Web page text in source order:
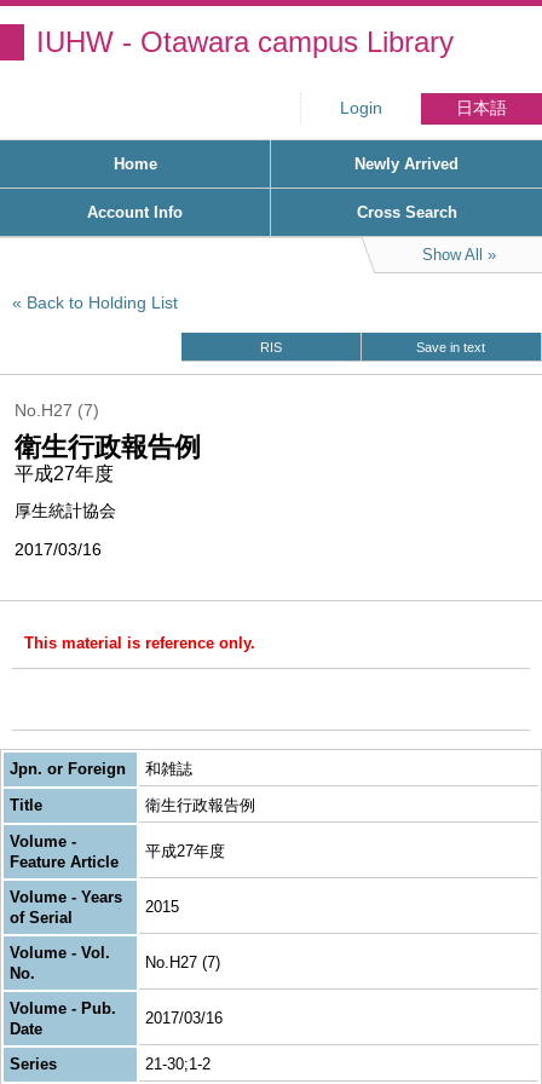
IUHW - Otawara campus Library
Login 日本語
Home Newly Arrived
Account Info Cross Search
Show All
Back to Holding List
RIS Save in text
No.H27 (7)
衛生行政報告例
平成27年度
厚生統計協会
2017/03/16
This material is reference only.
Jpn. or Foreign
和雑誌
Title
衛生行政報告例
Volume -
Feature Article
平成27年度
Volume - Years
of Serial
2015
Volume - Vol.
No.
No.H27 (7)
Volume - Pub.
Date
2017/03/16
Series 21-30;1-2